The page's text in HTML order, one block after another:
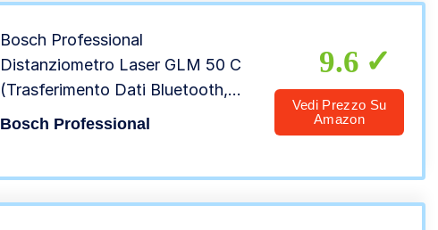
Bosch Professional
Distanziometro Laser GLM 50 C
(Trasferimento Dati Bluetooth,
Sensore di Inclinazione A 360°,
Bosch Professional
9.6
Vedi Prezzo Su
Amazon